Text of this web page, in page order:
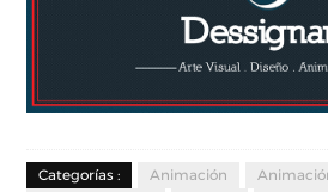
Categorías : Animación